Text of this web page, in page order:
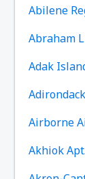
Abilene
Abraham
Adak
Airborne
Akhiok